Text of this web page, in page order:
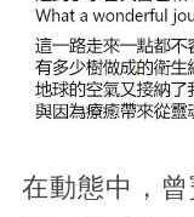
在動態中，